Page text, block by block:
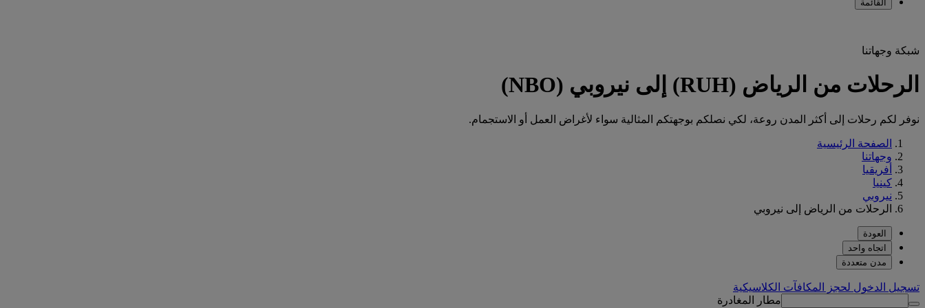
القائمة
شبكة وجهاتنا
الرحلات من الرياض (RUH) إلى نيروبي (NBO)
نوفر لكم رحلات إلى أكثر المدن روعة، لكي نصلكم بوجهتكم المثالية سواء لأغراض العمل أو الاستجمام.
الصفحة الرئيسية
وجهاتنا
أفريقيا
كينيا
نيروبي
الرحلات من الرياض إلى نيروبي
العودة
اتجاه واحد
مدن متعددة
تسجيل الدخول لحجز المكافآت الكلاسيكية
مطار المغادرة